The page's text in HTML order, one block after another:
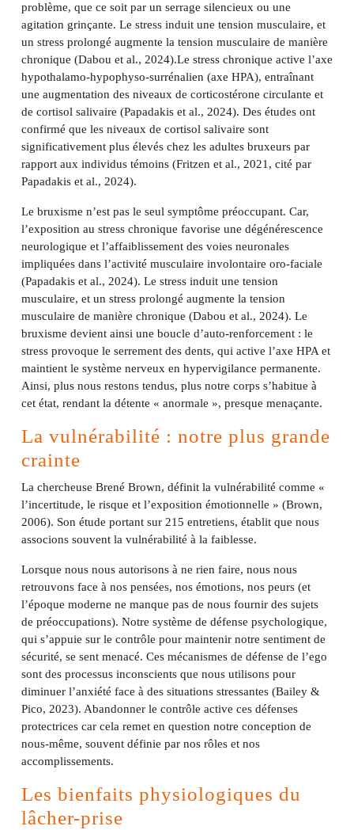
problème, que ce soit par un serrage silencieux ou une
agitation grinçante. Le stress induit une tension musculaire, et
un stress prolongé augmente la tension musculaire de manière
chronique (Dabou et al., 2024).Le stress chronique active l’axe
hypothalamo-hypophyso-surrénalien (axe HPA), entraînant
une augmentation des niveaux de corticostérone circulante et
de cortisol salivaire (Papadakis et al., 2024). Des études ont
confirmé que les niveaux de cortisol salivaire sont
significativement plus élevés chez les adultes bruxeurs par
rapport aux individus témoins (Fritzen et al., 2021, cité par
Papadakis et al., 2024).
Le bruxisme n’est pas le seul symptôme préoccupant. Car,
l’exposition au stress chronique favorise une dégénérescence
neurologique et l’affaiblissement des voies neuronales
impliquées dans l’activité musculaire involontaire oro-faciale
(Papadakis et al., 2024). Le stress induit une tension
musculaire, et un stress prolongé augmente la tension
musculaire de manière chronique (Dabou et al., 2024). Le
bruxisme devient ainsi une boucle d’auto-renforcement : le
stress provoque le serrement des dents, qui active l’axe HPA et
maintient le système nerveux en hypervigilance permanente.
Ainsi, plus nous restons tendus, plus notre corps s’habitue à
cet état, rendant la détente « anormale », presque menaçante.
La vulnérabilité : notre plus grande
crainte
La chercheuse Brené Brown, définit la vulnérabilité comme «
l’incertitude, le risque et l’exposition émotionnelle » (Brown,
2006). Son étude portant sur 215 entretiens, établit que nous
associons souvent la vulnérabilité à la faiblesse.
Lorsque nous nous autorisons à ne rien faire, nous nous
retrouvons face à nos pensées, nos émotions, nos peurs (et
l’époque moderne ne manque pas de nous fournir des sujets
de préoccupations). Notre système de défense psychologique,
qui s’appuie sur le contrôle pour maintenir notre sentiment de
sécurité, se sent menacé. Ces mécanismes de défense de l’ego
sont des processus inconscients que nous utilisons pour
diminuer l’anxiété face à des situations stressantes (Bailey &
Pico, 2023). Abandonner le contrôle active ces défenses
protectrices car cela remet en question notre conception de
nous-même, souvent définie par nos rôles et nos
accomplissements.
Les bienfaits physiologiques du
lâcher-prise